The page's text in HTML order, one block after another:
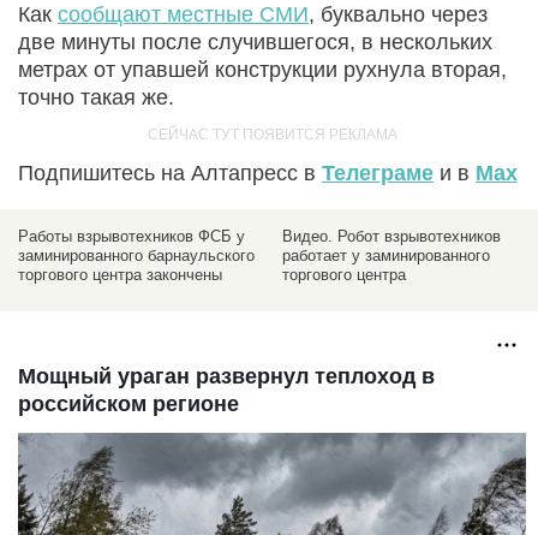
Как сообщают местные СМИ, буквально через
две минуты после случившегося, в нескольких
метрах от упавшей конструкции рухнула вторая,
точно такая же.
Подпишитесь на Алтапресс в Телеграме и в Max
Видео. Робот взрывотехников
работает у заминированного
торгового центра
Фотофакты очевидцев.
Взрывотехники у "Фэмили"
решают судьбу подозрительного
Мощный ураган развернул теплоход в
российском регионе